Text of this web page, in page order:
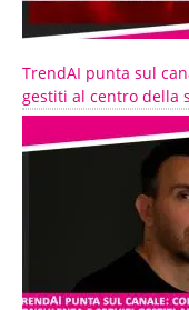
TrendAI punta sul
gestiti al centro della